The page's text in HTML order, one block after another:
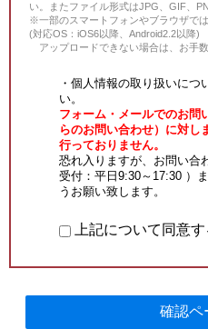
い。またファイル形式はJPG、GIF、
※一部のスマートフォンやブラウザで
(対応OS：iOS6以降、Android2.2以降)
アップロードできない場合は、お手
・個人情報の取り扱いにつ
い。
フォーム・メールでのお問
らのお問い合わせ）に対し
行っておりません。
恐れ入りますが、お問い
受付：平日9:30～17:30 ）
うお願い致します。
上記について同意す
確認ペ